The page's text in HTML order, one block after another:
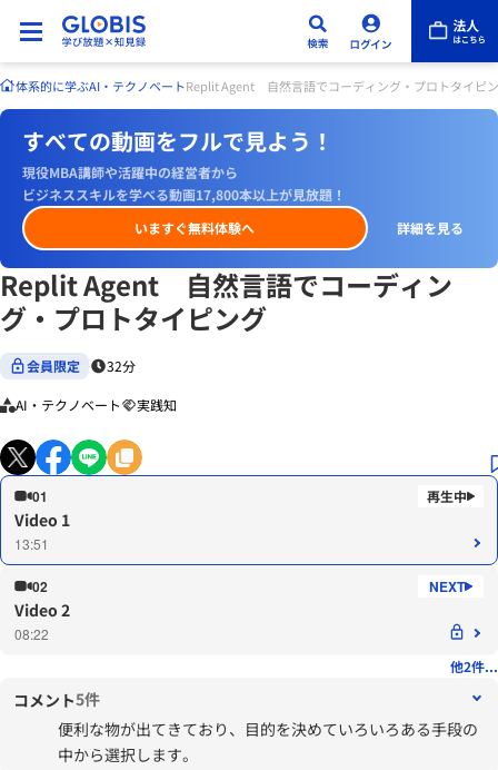
体系的に学ぶAI・テクノベートReplit Agent 自然言語でコーディング・プロトタイピ
すべての動画をフルで見よう！
現役MBA講師や活躍中の経営者から
ビジネススキルを学べる動画17,800本以上が見放題！
いますぐ無料体験へ
詳細を見る
Replit Agent 自然言語でコーディン
グ・プロトタイピング
会員限定 32分
AI・テクノベート 実践知
01
Video 1
13:51
02
Video 2
08:22
他2件...
コメント5件
便利な物が出てきており、目的を決めていろいろある手段の
中から選択します。